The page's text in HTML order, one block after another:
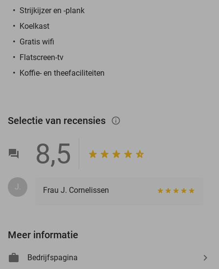
Strijkijzer en -plank
Koelkast
Gratis wifi
Flatscreen-tv
Koffie- en theefaciliteiten
Selectie van recensies info_outlined
8,5
J. Frau J. Cornelissen
Meer informatie
Bedrijfspagina